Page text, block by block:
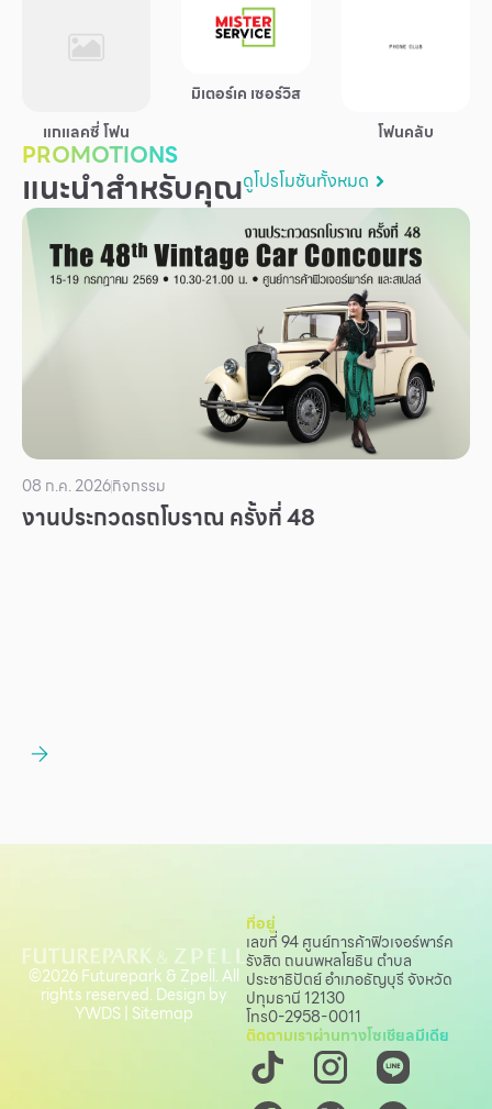
บริการ
เพื่อสังคม
ฟิวเจอร์ซิตี้
ร่วมงานกับเรา
สมัครงาน
สิทธิประโยชน์ที่ฟิวเจอร์พาร์ค
แกแลคซี่ โฟน
มิเตอร์เค เซอร์วิส
โฟนคลับ
PROMOTIONS
แนะนำสำหรับคุณดูโปรโมชันทั้งหมด
08 ก.ค. 2026กิจกรรม
งานประกวดรถโบราณ ครั้งที่ 48
ที่อยู่
เลขที่ 94 ศูนย์การค้าฟิวเจอร์พาร์ค
รังสิต ถนนพหลโยธิน ตำบล
ประชาธิปัตย์ อำเภอธัญบุรี จังหวัด
ปทุมธานี 12130
โทร0-2958-0011
ติดตามเราผ่านทางโซเชียลมีเดีย
©2026 Futurepark & Zpell. All
rights reserved. Design by
YWDS| Sitemap